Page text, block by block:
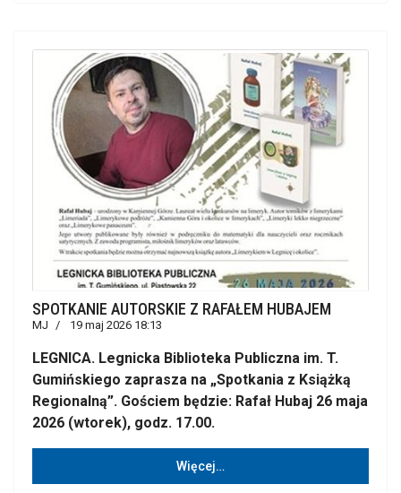
SPOTKANIE AUTORSKIE Z RAFAŁEM HUBAJEM
MJ 19 maj 2026 18:13
LEGNICA. Legnicka Biblioteka Publiczna im. T.
Gumińskiego zaprasza na „Spotkania z Książką
Regionalną”. Gościem będzie: Rafał Hubaj 26 maja
2026 (wtorek), godz. 17.00.
Więcej…